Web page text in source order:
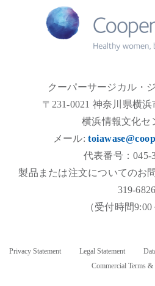
クーパーサージカル・
〒231-0021 神奈川県横
横浜情報文化セ
メール:
代表番号：045-
製品または注文についてのお
319-6826
（受付時間
Privacy Statement Legal Statement
Commercial Terms